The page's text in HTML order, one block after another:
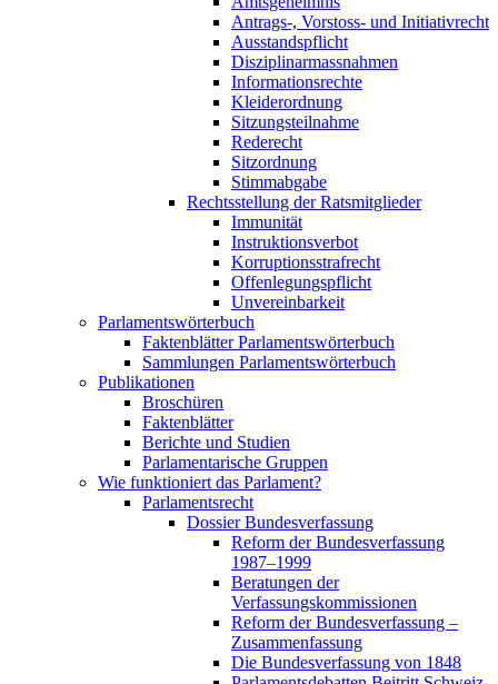
Antrags-, Vorstoss- und Initiativrecht
Ausstandspflicht
Disziplinarmassnahmen
Informationsrechte
Kleiderordnung
Sitzungsteilnahme
Rederecht
Sitzordnung
Stimmabgabe
Rechtsstellung der Ratsmitglieder
Immunität
Instruktionsverbot
Korruptionsstrafrecht
Offenlegungspflicht
Unvereinbarkeit
Parlamentswörterbuch
Faktenblätter Parlamentswörterbuch
Sammlungen Parlamentswörterbuch
Publikationen
Broschüren
Faktenblätter
Berichte und Studien
Parlamentarische Gruppen
Wie funktioniert das Parlament?
Parlamentsrecht
Dossier Bundesverfassung
Reform der Bundesverfassung
1987–1999
Beratungen der
Verfassungskommissionen
Reform der Bundesverfassung –
Zusammenfassung
Die Bundesverfassung von 1848